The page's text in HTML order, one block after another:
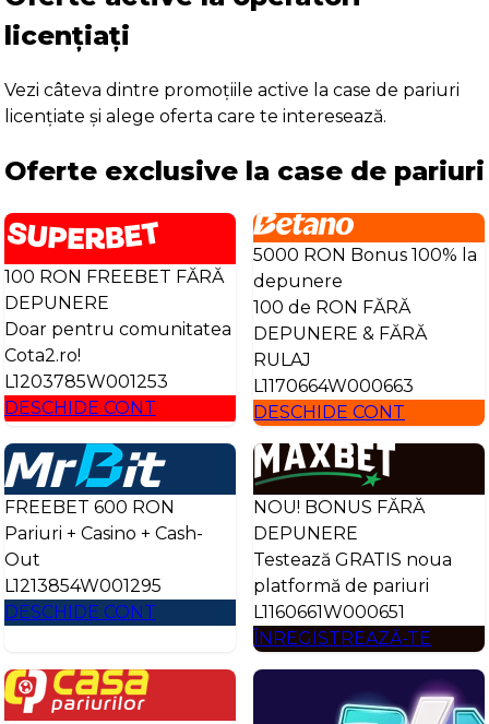
licențiați
Vezi câteva dintre promoțiile active la case de pariuri
licențiate și alege oferta care te interesează.
Oferte exclusive la case de pariuri
100 RON FREEBET FĂRĂ
DEPUNERE
Doar pentru comunitatea
Cota2.ro!
L1203785W001253
DESCHIDE CONT
5000 RON Bonus 100% la
depunere
100 de RON FĂRĂ
DEPUNERE & FĂRĂ
RULAJ
L1170664W000663
DESCHIDE CONT
FREEBET 600 RON
Pariuri + Casino + Cash-
Out
L1213854W001295
DESCHIDE CONT
NOU! BONUS FĂRĂ
DEPUNERE
Testează GRATIS noua
platformă de pariuri
L1160661W000651
ÎNREGISTREAZĂ-TE